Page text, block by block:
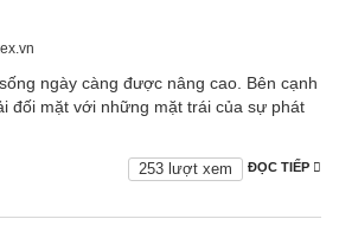
ngày càng được nâng cao. Bên cạnh
đối mặt với những mặt trái của sự phát
ĐỌC TIẾP
253 lượt xem